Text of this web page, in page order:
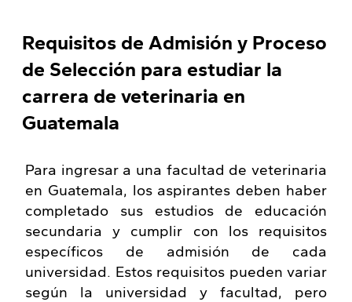
Requisitos de Admisión y Proceso
de Selección para estudiar la
carrera de veterinaria en
Guatemala
Para ingresar a una facultad de veterinaria
en Guatemala, los aspirantes deben haber
completado sus estudios de educación
secundaria y cumplir con los requisitos
específicos de admisión de cada
universidad. Estos requisitos pueden variar
según la universidad y facultad, pero